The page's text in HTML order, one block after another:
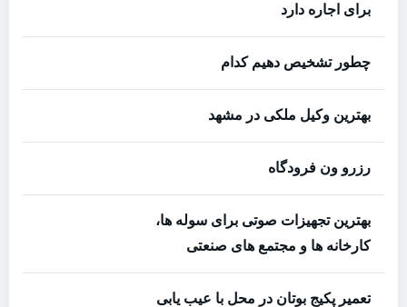
برای اجاره دارد
چطور تشخیص دهیم کدام
بهترین وکیل ملکی در مشهد
رزرو ون فرودگاه
بهترین تجهیزات صوتی برای سوله‌ ها،
کارخانه‌ ها و مجتمع‌ های صنعتی
تعمیر پکیج بوتان در محل با عیب یابی